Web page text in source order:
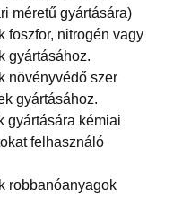
méretű gyártására)
foszfor, nitrogén vagy
gyártásához.
növényvédő szer
gyártásához.
gyártására kémiai
felhasználó
robbanóanyagok